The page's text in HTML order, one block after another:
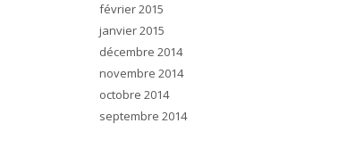
février 2015
janvier 2015
décembre 2014
novembre 2014
octobre 2014
septembre 2014